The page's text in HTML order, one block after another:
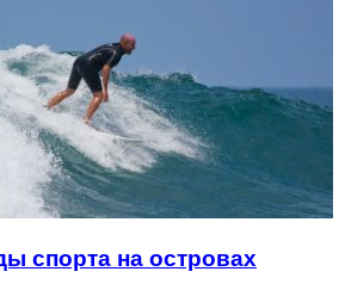
спорта на островах